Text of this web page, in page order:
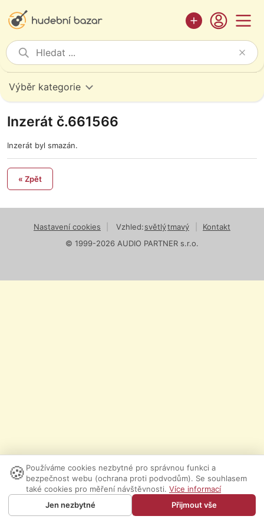
Výběr kategorie
Inzerát č.661566
Inzerát byl smazán.
« Zpět
Nastavení cookies Vzhled:světlýtmavý
Kontakt
© 1999-2026 AUDIO PARTNER s.r.o.
🍪 Používáme cookies nezbytné pro správnou funkci a
bezpečnost webu (ochrana proti podvodům). Se souhlasem
také cookies pro měření návštěvnosti. Více informací
Jen nezbytné
Přijmout vše